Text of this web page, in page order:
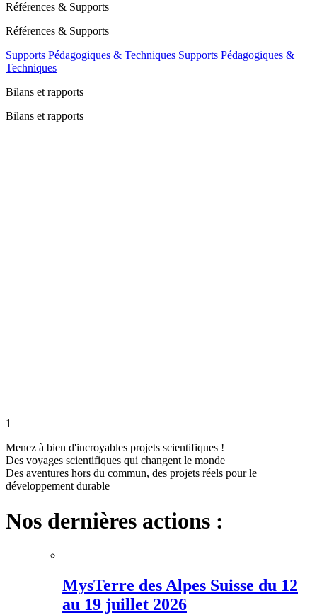
Références & Supports
Références & Supports
Supports Pédagogiques & Techniques Supports Pédagogiques &
Techniques
Bilans et rapports
Bilans et rapports
1
Menez à bien d'incroyables projets scientifiques !
Des voyages scientifiques qui changent le monde
Des aventures hors du commun, des projets réels pour le
développement durable
Nos dernières actions :
MysTerre des Alpes Suisse du 12
au 19 juillet 2026